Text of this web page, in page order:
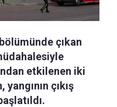
çıkan
etkilenen iki
çıkış